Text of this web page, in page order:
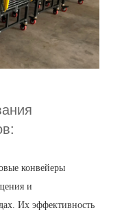
конвейеры
и
Их эффективность